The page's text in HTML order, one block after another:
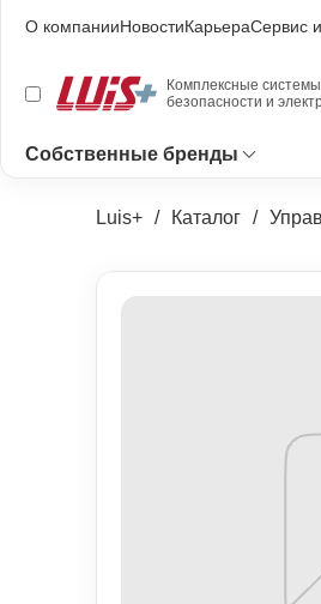
О компанииНовостиКарьераСервис
Комплексные системы
безопасности и
Собственные бренды
Luis+ Каталог